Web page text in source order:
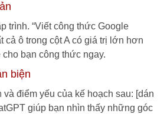
trình. “Viết công thức Google
cả ô trong cột A có giá trị lớn hơn
bạn công thức ngay.
biện
và điểm yếu của kế hoạch sau: [dán
giúp bạn nhìn thấy những góc